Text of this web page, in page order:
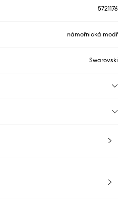
5721176
námořnická modř
Swarovski